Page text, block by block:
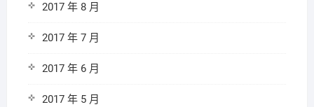
2017 年 8 月
2017 年 7 月
2017 年 6 月
2017 年 5 月